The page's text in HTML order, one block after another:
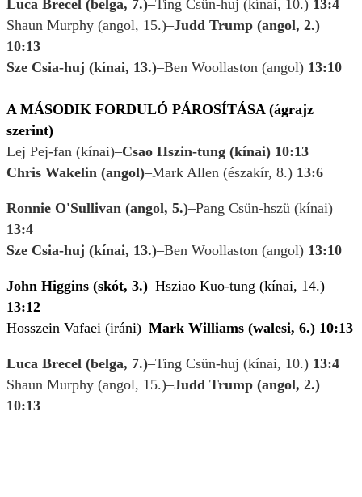
Luca Brecel (belga, 7.)–Ting Csün-huj (kínai, 10.) 13:4
Shaun Murphy (angol, 15.)–Judd Trump (angol, 2.)
10:13
Sze Csia-huj (kínai, 13.)–Ben Woollaston (angol) 13:10
A MÁSODIK FORDULÓ PÁROSÍTÁSA (ágrajz
szerint)
Lej Pej-fan (kínai)–Csao Hszin-tung (kínai) 10:13
Chris Wakelin (angol)–Mark Allen (északír, 8.) 13:6
Ronnie O'Sullivan (angol, 5.)–Pang Csün-hszü (kínai)
13:4
Sze Csia-huj (kínai, 13.)–Ben Woollaston (angol) 13:10
John Higgins (skót, 3.)–Hsziao Kuo-tung (kínai, 14.)
13:12
Hosszein Vafaei (iráni)–Mark Williams (walesi, 6.) 10:13
Luca Brecel (belga, 7.)–Ting Csün-huj (kínai, 10.) 13:4
Shaun Murphy (angol, 15.)–Judd Trump (angol, 2.)
10:13